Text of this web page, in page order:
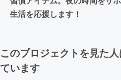
生活を応援します！
このプロジェクトを見た
ています